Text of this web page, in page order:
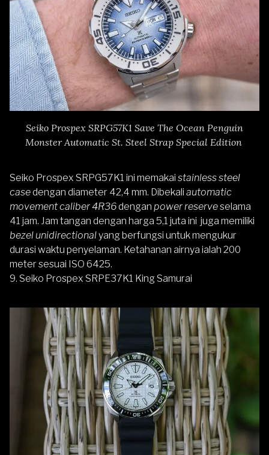
Seiko Prospex SRPG57K1 Save The Ocean Penguin
Monster Automatic St. Steel Strap Special Edition
Seiko Prospex SRPG57K1 ini memakai stainless steel
casedengan diameter 42,4 mm. Dibekali automatic
movement caliber 4R36dengan power reserveselama
41 jam. Jam tangan dengan harga 5,1 juta ini juga memiliki
bezel unidirectionalyang berfungsi untuk mengukur
durasi waktu penyelaman. Ketahanan airnya ialah 200
meter sesuai ISO 6425.
9. Seiko Prospex SRPE37K1 King Samurai